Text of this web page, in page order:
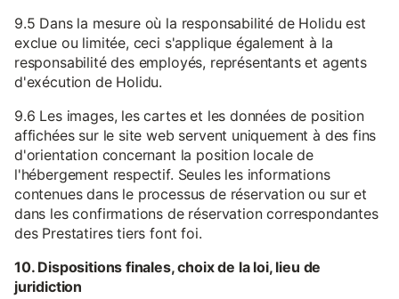
9.5 Dans la mesure où la responsabilité de Holidu est
exclue ou limitée, ceci s'applique également à la
responsabilité des employés, représentants et agents
d'exécution de Holidu.
9.6 Les images, les cartes et les données de position
affichées sur le site web servent uniquement à des fins
d'orientation concernant la position locale de
l'hébergement respectif. Seules les informations
contenues dans le processus de réservation ou sur et
dans les confirmations de réservation correspondantes
des Prestatires tiers font foi.
10. Dispositions finales, choix de la loi, lieu de
juridiction